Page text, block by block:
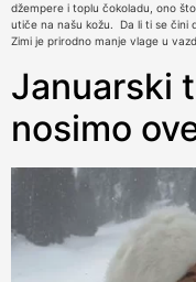
džempere i toplu čokoladu, ono
utiče na našu kožu. Da li ti se čini
Zimi je prirodno manje vlage u
Januarski
nosimo